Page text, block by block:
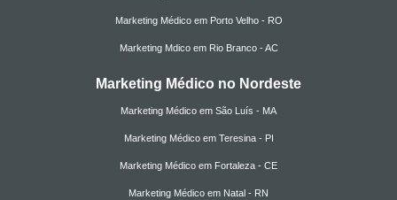
Marketing Médico em Porto Velho - RO
Marketing Mdico em Rio Branco - AC
Marketing Médico no Nordeste
Marketing Médico em São Luís - MA
Marketing Médico em Teresina - PI
Marketing Médico em Fortaleza - CE
Marketing Médico em Natal - RN